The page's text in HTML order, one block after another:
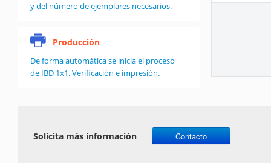
y del número de ejemplares necesarios.
Producción
De forma automática se inicia el proceso
de IBD 1x1. Verificación e impresión.
Solicita más información